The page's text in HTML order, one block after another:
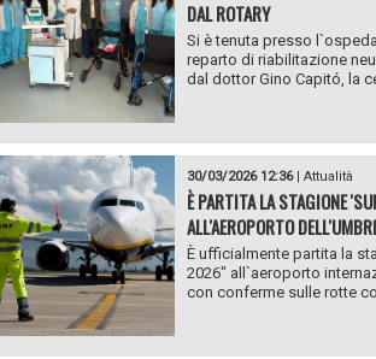
DAL ROTARY
Si è tenuta presso
reparto di riabilitazione
dal dottor Gino Capitó, la
30/03/2026 12:36| Attualità
È PARTITA LA STAGIONE
ALL'AEROPORTO
È ufficialmente partita la
2026" all`aeroporto
con conferme sulle rotte